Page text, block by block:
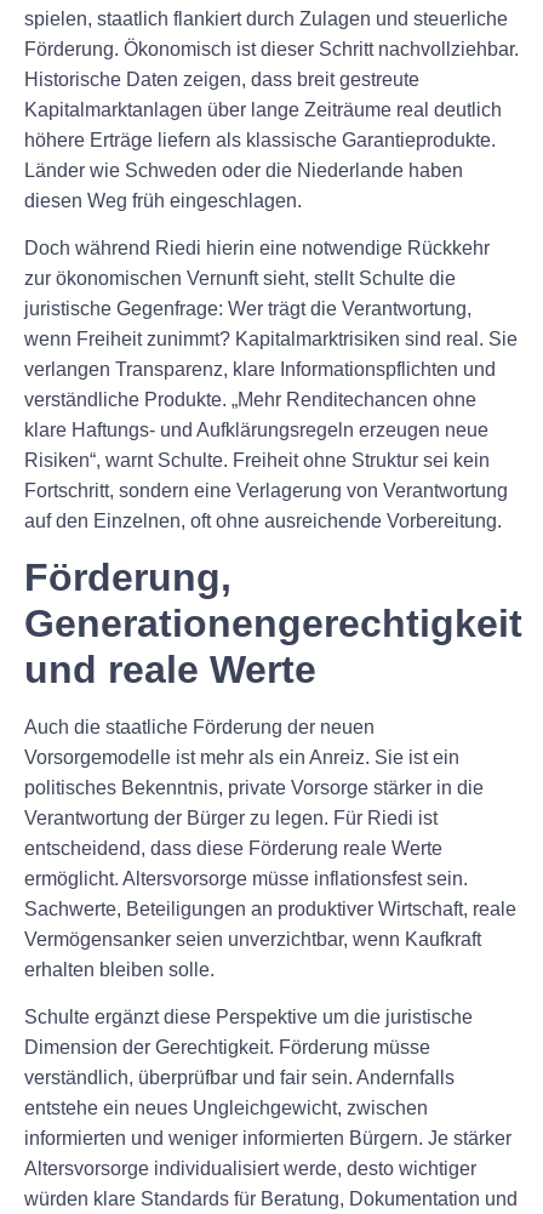
spielen, staatlich flankiert durch Zulagen und steuerliche
Förderung. Ökonomisch ist dieser Schritt nachvollziehbar.
Historische Daten zeigen, dass breit gestreute
Kapitalmarktanlagen über lange Zeiträume real deutlich
höhere Erträge liefern als klassische Garantieprodukte.
Länder wie Schweden oder die Niederlande haben
diesen Weg früh eingeschlagen.
Doch während Riedi hierin eine notwendige Rückkehr
zur ökonomischen Vernunft sieht, stellt Schulte die
juristische Gegenfrage: Wer trägt die Verantwortung,
wenn Freiheit zunimmt? Kapitalmarktrisiken sind real. Sie
verlangen Transparenz, klare Informationspflichten und
verständliche Produkte. „Mehr Renditechancen ohne
klare Haftungs- und Aufklärungsregeln erzeugen neue
Risiken“, warnt Schulte. Freiheit ohne Struktur sei kein
Fortschritt, sondern eine Verlagerung von Verantwortung
auf den Einzelnen, oft ohne ausreichende Vorbereitung.
Förderung,
Generationengerechtigkeit
und reale Werte
Auch die staatliche Förderung der neuen
Vorsorgemodelle ist mehr als ein Anreiz. Sie ist ein
politisches Bekenntnis, private Vorsorge stärker in die
Verantwortung der Bürger zu legen. Für Riedi ist
entscheidend, dass diese Förderung reale Werte
ermöglicht. Altersvorsorge müsse inflationsfest sein.
Sachwerte, Beteiligungen an produktiver Wirtschaft, reale
Vermögensanker seien unverzichtbar, wenn Kaufkraft
erhalten bleiben solle.
Schulte ergänzt diese Perspektive um die juristische
Dimension der Gerechtigkeit. Förderung müsse
verständlich, überprüfbar und fair sein. Andernfalls
entstehe ein neues Ungleichgewicht, zwischen
informierten und weniger informierten Bürgern. Je stärker
Altersvorsorge individualisiert werde, desto wichtiger
würden klare Standards für Beratung, Dokumentation und